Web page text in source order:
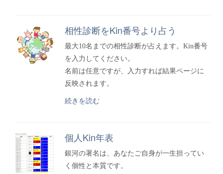
相性診断をKin番号より占う
最大10名までの相性診断が占えます。Kin番号
を入力してください。
名前は任意ですが、入力すれば結果ページに
反映されます。
続きを読む
個人Kin年表
銀河の署名は、あなたご自身が一生担ってい
く個性と本質です。